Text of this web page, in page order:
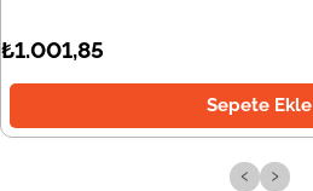
₺1.001,85
Sepete Ekle
‹ ›